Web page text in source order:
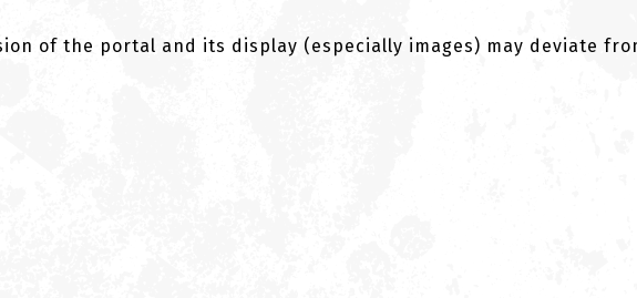
of the portal and its display (especially images) may deviate